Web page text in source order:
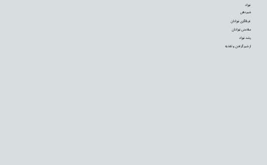
نوزاد
شیردهی
غربالگری نوزادان
سلامتی نوزادان
رشد نوزاد
از شیر گرفتن و تغذیه